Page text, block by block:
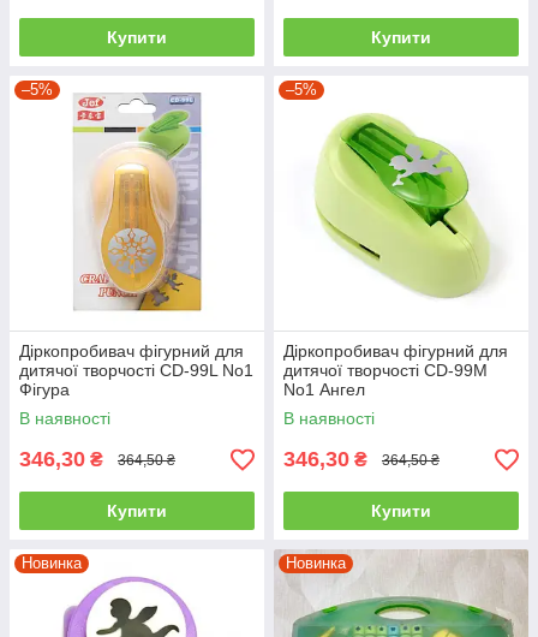
Купити Купити
–5%
Діркопробивач фігурний для
дитячої творчості CD-99L No1
Фігура
В наявності
346,30 ₴ 364,50 ₴
Купити
–5%
Діркопробивач фігурний для
дитячої творчості CD-99M
No1 Ангел
В наявності
346,30 ₴ 364,50 ₴
Купити
Новинка Новинка